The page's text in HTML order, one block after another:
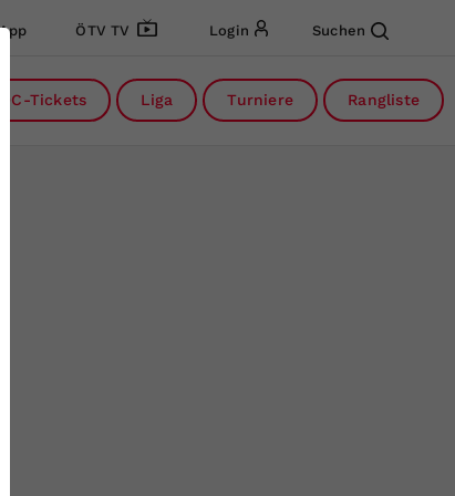
ÖTV TV Login Suchen
DC-Tickets Liga Turniere Rangliste